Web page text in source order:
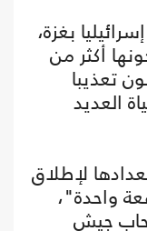
50 أسيرا إسرائيليا بغزة،
أكثر من
تعذيبا
العديد
لإطلاق
واحدة"،
جيش